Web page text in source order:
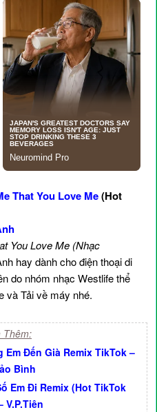
That You Love Me(Hot
You Love Me (Nhạc
hay dành cho điện thoại di
do nhóm nhạc Westlife thể
và Tải về máy nhé.
Thêm:
Đến Già Remix TikTok –
Bình
Em Đi Remix (Hot TikTok
V.P.Tiên